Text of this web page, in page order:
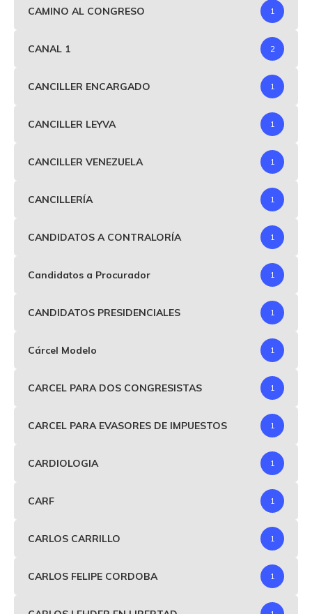
CAMINO AL CONGRESO 1
CANAL 1 2
CANCILLER ENCARGADO 1
CANCILLER LEYVA 1
CANCILLER VENEZUELA 1
CANCILLERÍA 1
CANDIDATOS A CONTRALORÍA 1
Candidatos a Procurador 1
CANDIDATOS PRESIDENCIALES 1
Cárcel Modelo 1
CARCEL PARA DOS CONGRESISTAS 1
CARCEL PARA EVASORES DE IMPUESTOS 1
CARDIOLOGIA 1
CARF 1
CARLOS CARRILLO 1
CARLOS FELIPE CORDOBA 1